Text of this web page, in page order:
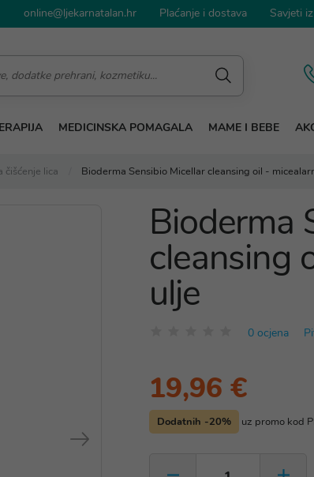
online@ljekarnatalan.hr Plaćanje i dostava Savjeti
MEDICINSKA POMAGALA MAME I BEBE
čišćenje lica Bioderma Sensibio Micellar cleansing oil -
Bioderma
cleansing
ulje
0 ocjena
19,96 €
Dodatnih -20% uz promo kod